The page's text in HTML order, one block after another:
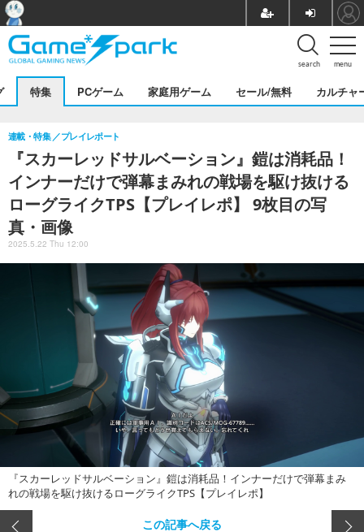
menu
search
特集 PCゲーム 家庭用ゲーム セール/無料 カルチャ
『スカーレッドサルベーション』鎧は消耗品！
インナーだけで弾幕まみれの戦場を駆け抜ける
ローグライクTPS【プレイレポ】 9枚目の写
真・画像
連載・特集 プレイレポート
2025.5.22 Thu 12:00
『スカーレッドサルベーション』鎧は消耗品！インナーだけで弾幕まみ
れの戦場を駆け抜けるローグライクTPS【プレイレポ】
この記事へ戻る